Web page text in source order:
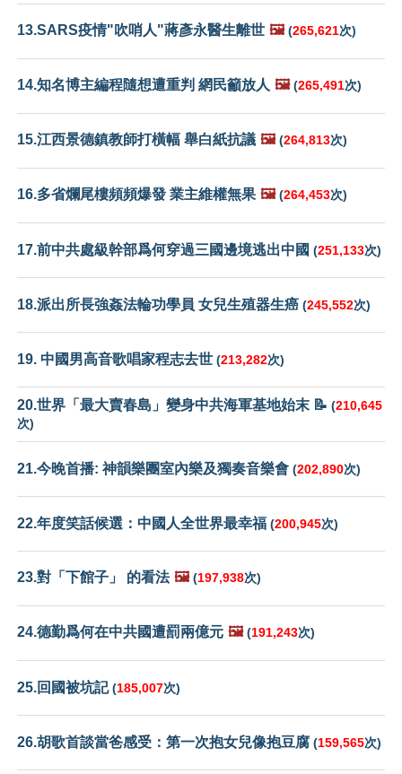
13.SARS疫情"吹哨人"蔣彥永醫生離世 🖼️ (265,621次)
14.知名博主編程隨想遭重判 網民籲放人 🖼️ (265,491次)
15.江西景德鎮教師打橫幅 舉白紙抗議 🖼️ (264,813次)
16.多省爛尾樓頻頻爆發 業主維權無果 🖼️ (264,453次)
17.前中共處級幹部爲何穿過三國邊境逃出中國 (251,133次)
18.派出所長強姦法輪功學員 女兒生殖器生癌 (245,552次)
19. 中國男高音歌唱家程志去世 (213,282次)
20.世界「最大賣春島」變身中共海軍基地始末 📝 (210,645
次)
21.今晚首播: 神韻樂團室內樂及獨奏音樂會 (202,890次)
22.年度笑話候選：中國人全世界最幸福 (200,945次)
23.對「下館子」 的看法 🖼️ (197,938次)
24.德勤爲何在中共國遭罰兩億元 🖼️ (191,243次)
25.回國被坑記(185,007次)
26.胡歌首談當爸感受：第一次抱女兒像抱豆腐 (159,565次)